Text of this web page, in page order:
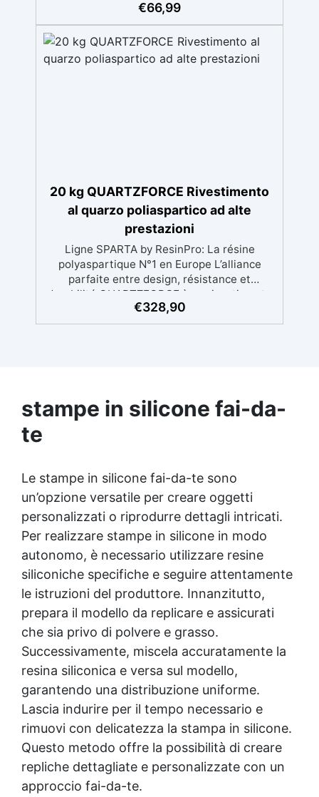
€66,99
20 kg QUARTZFORCE Rivestimento
al quarzo poliaspartico ad alte
prestazioni
Ligne SPARTA by ResinPro: La résine
polyaspartique N°1 en Europe L’alliance
parfaite entre design, résistance et
durabilité QUARTZFORCE è un rivestimento
per pavimenti in quarzo poliaspartico di
nuova generazione, progettato per gli
pavimento senza giunti, ultra resistente ed
esteticamente notevole. Grazie alla sua
una posa rapida, valorizzando al contempo
gli spazi con un effetto minerale elegante e
contemporaneo. Un kit da 20 kg copre tra 10
e 13 m².
€328,90
stampe in silicone fai-da-
te
Le stampe in silicone fai-da-te sono
un’opzione versatile per creare oggetti
personalizzati o riprodurre dettagli intricati.
Per realizzare stampe in silicone in modo
autonomo, è necessario utilizzare resine
siliconiche specifiche e seguire attentamente
le istruzioni del produttore. Innanzitutto,
prepara il modello da replicare e assicurati
che sia privo di polvere e grasso.
Successivamente, miscela accuratamente la
resina siliconica e versa sul modello,
garantendo una distribuzione uniforme.
Lascia indurire per il tempo necessario e
rimuovi con delicatezza la stampa in silicone.
Questo metodo offre la possibilità di creare
repliche dettagliate e personalizzate con un
approccio fai-da-te.